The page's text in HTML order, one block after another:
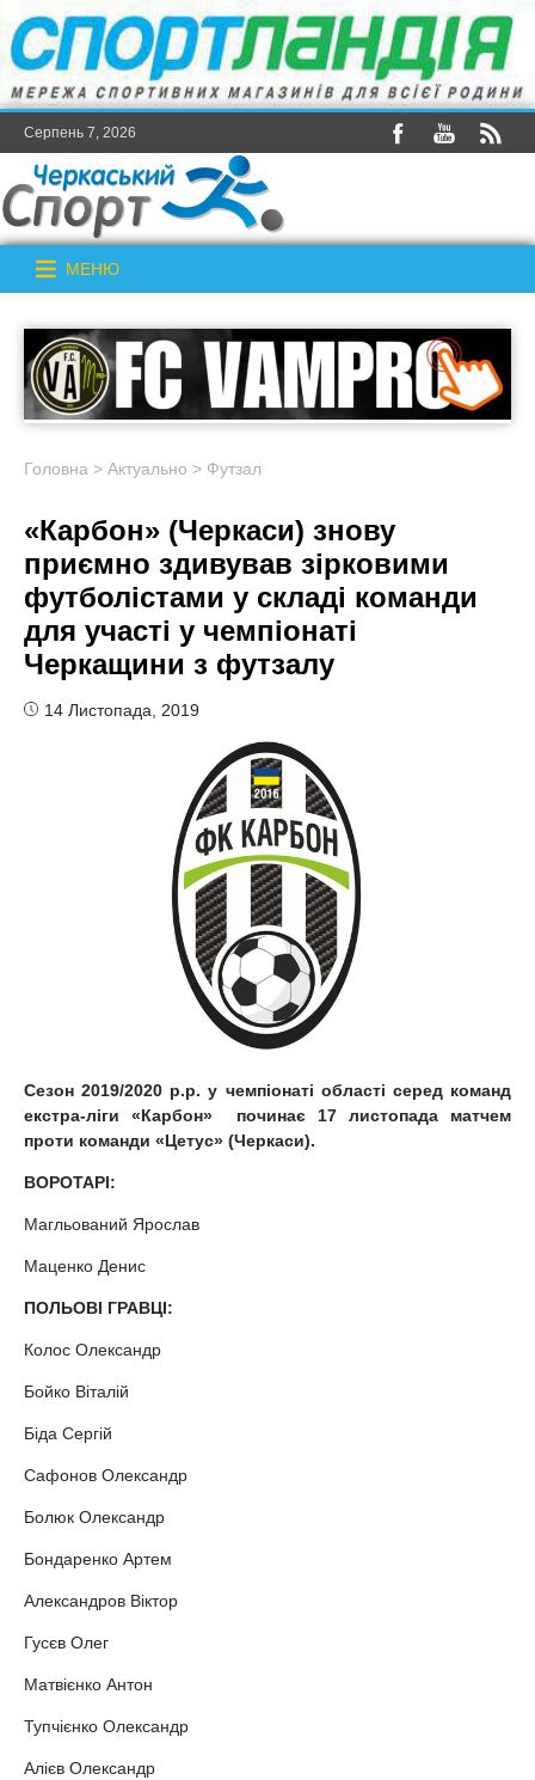
Серпень 7, 2026
МЕНЮ
Головна > Актуально > Футзал
«Карбон» (Черкаси) знову
приємно здивував зірковими
футболістами у складі команди
для участі у чемпіонаті
Черкащини з футзалу
14 Листопада, 2019
Сезон 2019/2020 р.р. у чемпіонаті області серед команд
екстра-ліги «Карбон» починає 17 листопада матчем
проти команди «Цетус» (Черкаси).
ВОРОТАРІ:
Магльований Ярослав
Маценко Денис
ПОЛЬОВІ ГРАВЦІ:
Колос Олександр
Бойко Віталій
Біда Сергій
Сафонов Олександр
Болюк Олександр
Бондаренко Артем
Александров Віктор
Гусєв Олег
Матвієнко Антон
Тупчієнко Олександр
Алієв Олександр